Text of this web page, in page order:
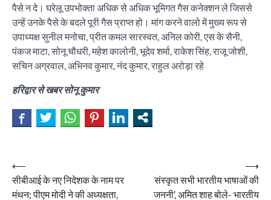
पैसे न दे। घरेलू उपभोक्ता अधिक से अधिक भूमिगत गैस कनेक्शन ले जिससे
उन्हें उनके पैसे के बदले पूरी गैस प्राप्त हो। मांग करने वालो में मुख्य रूप से
उपाध्यक्ष सुनील मनोचा, प्रीत कमल सारस्वत, अनिल कोरी, एस के सैनी,
पंकज माटा, सोनू चौधरी, महेश कालोनी, भूदेव शर्मा, राकेश सिंह, राजू जोशी,
सचिन अग्रवाल, अभिनव कुमार, नंद कुमार, राहुल अरोड़ा रहे
हरिद्वार से खबर सोनू कुमार
Post
navigation
⟵
सीबीआई के नए निदेशक के नाम पर
मंथन; पीएम मोदी ने की अध्यक्षता,
संस्कृत सभी भारतीय भाषाओं की
जननी’, अमित शाह बोले- भारतीय
⟶